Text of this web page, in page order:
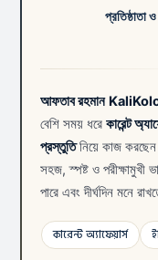
প্রতিষ্ঠাতা
আফতাব রহমান
বেশি সময় ধরে কারেন্ট
প্রস্তুতিনিয়ে কাজ
সহজ, স্পষ্ট ও পরীক্ষামুখী
পারে এবং দীর্ঘদিন মনে
কারেন্ট অ্যাফেয়ার্স